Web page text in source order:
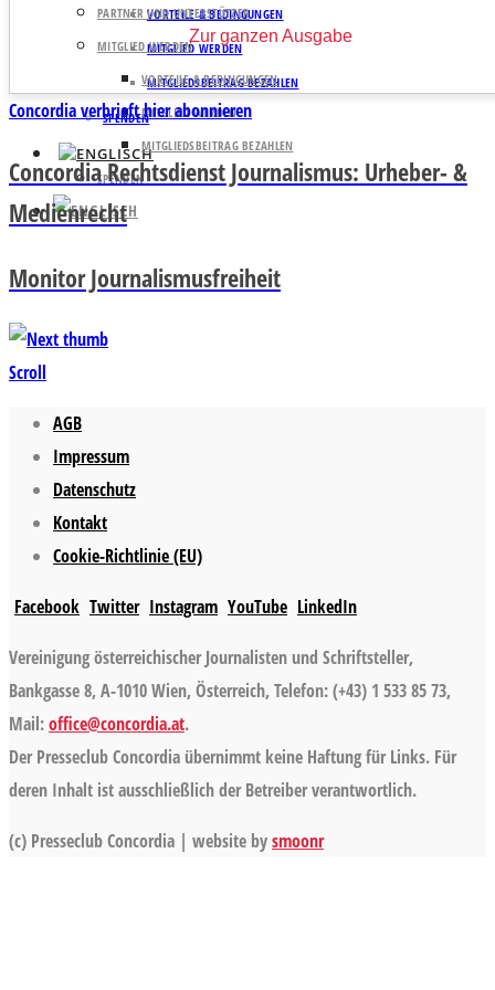
VORTEILE & BEDINGUNGEN
MITGLIED WERDEN
MITGLIEDSBEITRAG BEZAHLEN
SPENDEN
PARTNER UND UNTERSTÜTZER
MITGLIED WERDEN
VORTEILE & BEDINGUNGEN
MITGLIED WERDEN
MITGLIEDSBEITRAG BEZAHLEN
SPENDEN
Zur ganzen Ausgabe
Concordia verbrieft hier abonnieren
Concordia Rechtsdienst Journalismus: Urheber- &
Medienrecht
Monitor Journalismusfreiheit
Scroll
AGB
Impressum
Datenschutz
Kontakt
Cookie-Richtlinie (EU)
Facebook Twitter Instagram YouTube LinkedIn
Vereinigung österreichischer Journalisten und Schriftsteller,
Bankgasse 8, A-1010 Wien, Österreich, Telefon: (+43) 1 533 85 73,
Mail:office@concordia.at.
Der Presseclub Concordia übernimmt keine Haftung für Links. Für
deren Inhalt ist ausschließlich der Betreiber verantwortlich.
(c) Presseclub Concordia | website bysmoonr